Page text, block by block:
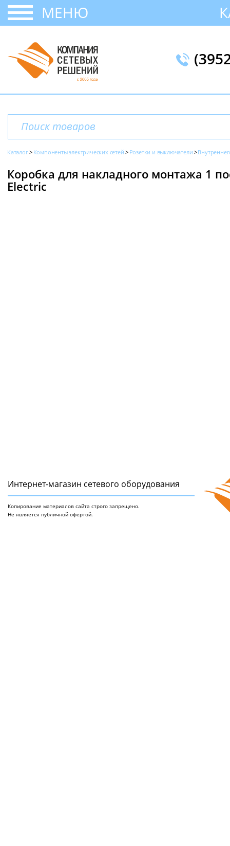
МЕНЮ
Каталог Компоненты электрических сетей Розетки и выключатели
Коробка для накладного монтажа 1
Electric
Интернет-магазин сетeвого оборудования
Копирование материалов сайта строго запрещено.
Не является публичной офертой.